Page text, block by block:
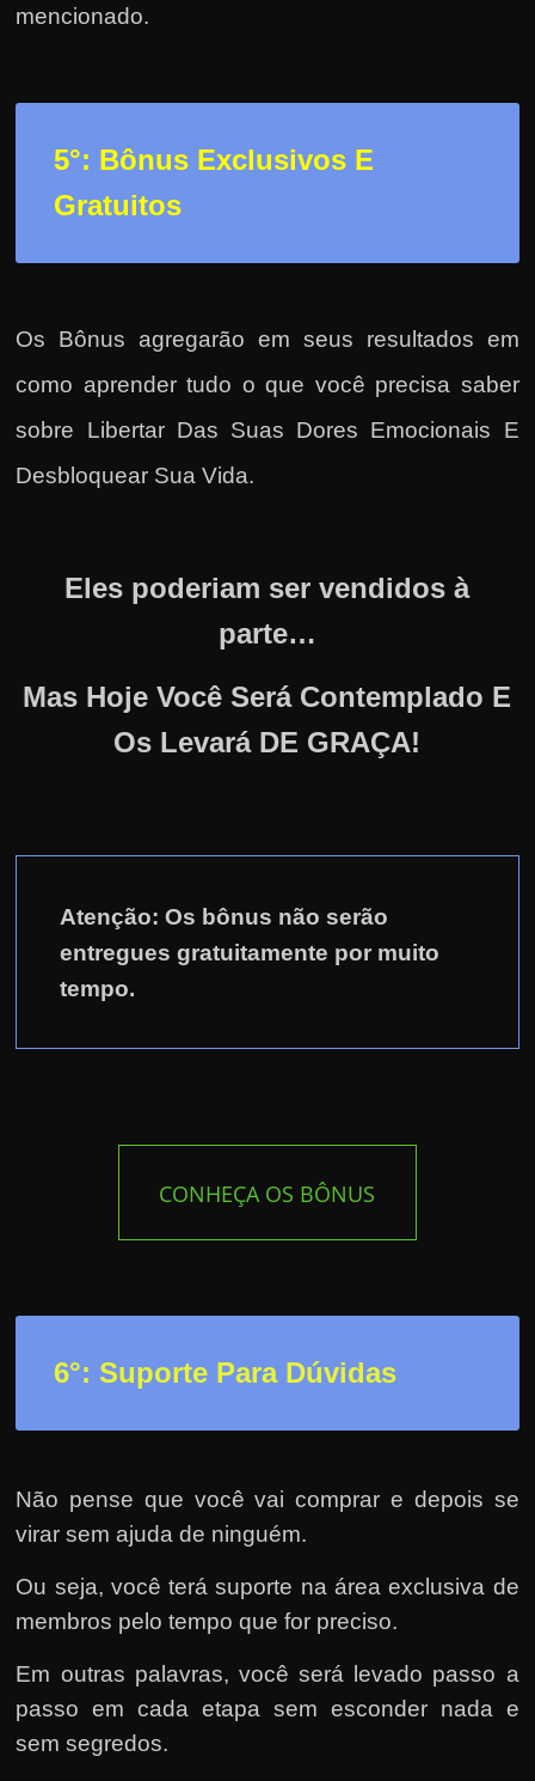
mencionado.
5°: Bônus Exclusivos E
Gratuitos
Os Bônus agregarão em seus resultados em
como aprender tudo o que você precisa saber
sobre Libertar Das Suas Dores Emocionais E
Desbloquear Sua Vida.
Eles poderiam ser vendidos à
parte…
Mas Hoje Você Será Contemplado E
Os Levará DE GRAÇA!
Atenção: Os bônus não serão
entregues gratuitamente por muito
tempo.
CONHEÇA OS BÔNUS
6°: Suporte Para Dúvidas
Não pense que você vai comprar e depois se
virar sem ajuda de ninguém.
Ou seja, você terá suporte na área exclusiva de
membros pelo tempo que for preciso.
Em outras palavras, você será levado passo a
passo em cada etapa sem esconder nada e
sem segredos.